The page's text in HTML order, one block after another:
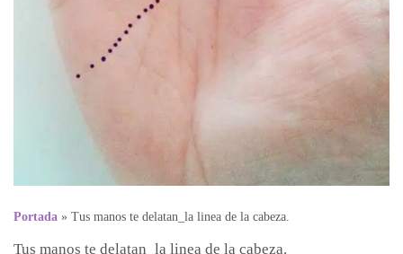
Portada » Tus manos te delatan_la linea de la cabeza.
Tus manos te delatan_la linea de la cabeza.